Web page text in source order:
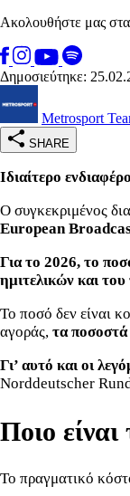
Ακολουθήστε μας
Δημοσιεύτηκε:
Metrosport
SHARE
Ιδιαίτερο
Ο συγκεκριμένος
European
Για το 2026, το
ημιτελικών και του
Το ποσό δεν είναι
αγοράς, τα ποσοστά
Γι’ αυτό και οι
Norddeutscher
Ποιο
Το πραγματικό